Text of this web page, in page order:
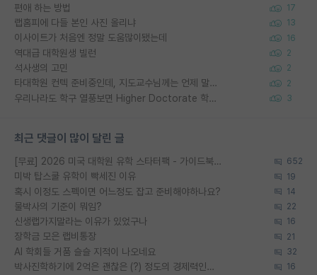
편애 하는 방법 17
랩홈피에 다들 본인 사진 올리냐 13
이사이트가 처음엔 정말 도움많이됐는데 16
역대급 대학원생 빌런 2
석사생의 고민 2
타대학원 컨텍 준비중인데, 지도교수님께는 언제 말씀드려야 할까요? 2
우리나라도 학구 열풍보면 Higher Doctorate 학위가 필요하다고 봅니다. 3
최근 댓글이 많이 달린 글
[무료] 2026 미국 대학원 유학 스타터팩 - 가이드북 & 합격자 컨택메일 템플릿 652
미박 탑스쿨 유학이 빡세진 이유 19
혹시 이정도 스펙이면 어느정도 잡고 준비해야하나요? 14
물박사의 기준이 뭐임? 22
신생랩가지말라는 이유가 있었구나 16
장학금 모은 랩비통장 21
AI 학회들 거품 슬슬 지적이 나오네요 32
박사진학하기에 2억은 괜찮은 (?) 정도의 경제력인가요 16